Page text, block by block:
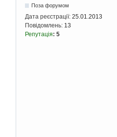
Поза форумом
Дата реєстрації: 25.01.2013
Повідомлень: 13
Репутація: 5